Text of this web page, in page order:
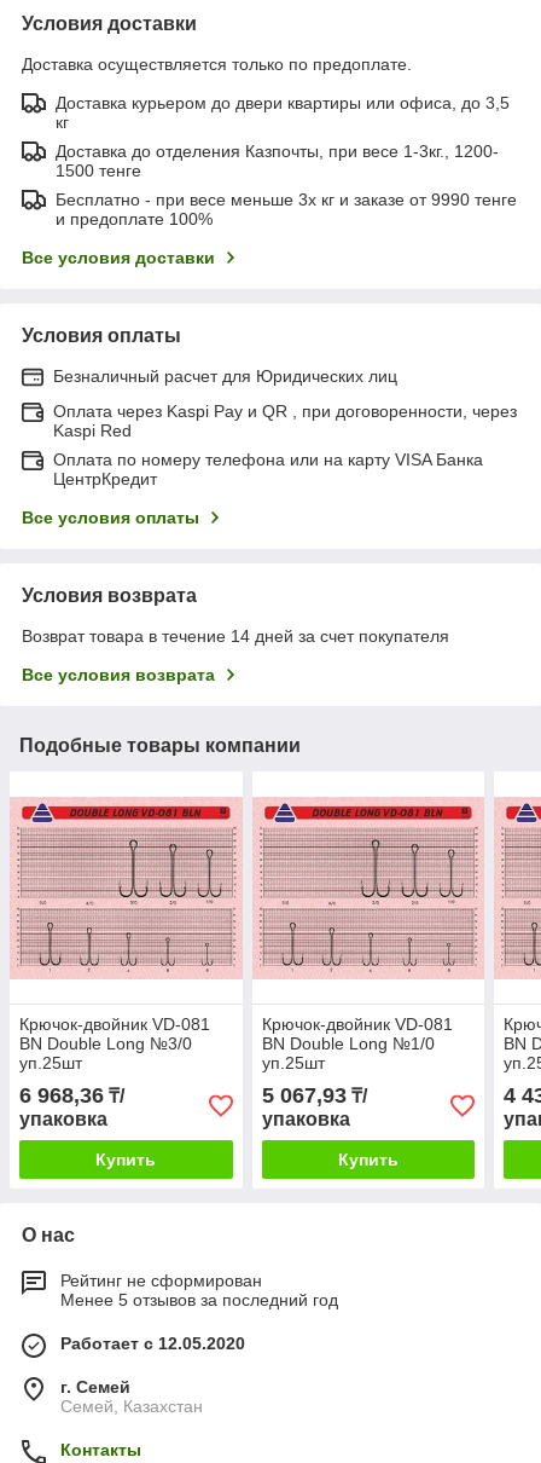
Условия доставки
Доставка осуществляется только по предоплате.
Доставка курьером до двери квартиры или офиса, до 3,5
кг
Доставка до отделения Казпочты, при весе 1-3кг., 1200-
1500 тенге
Бесплатно - при весе меньше 3х кг и заказе от 9990 тенге
и предоплате 100%
Все условия доставки
Условия оплаты
Безналичный расчет для Юридических лиц
Оплата через Kaspi Pay и QR , при договоренности, через
Kaspi Red
Оплата по номеру телефона или на карту VISA Банка
ЦентрКредит
Все условия оплаты
Условия возврата
Возврат товара в течение 14 дней за счет покупателя
Все условия возврата
Подобные товары компании
Крючок-двойник VD-081
BN Double Long №3/0
уп.25шт
6 968,36 ₸/
упаковка
Купить
Крючок-двойник VD-081
BN Double Long №1/0
уп.25шт
5 067,93₸/
упаковка
Купить
BN
4
О нас
Рейтинг не сформирован
Менее 5 отзывов за последний год
Работает с 12.05.2020
г. Семей
Семей, Казахстан
Контакты